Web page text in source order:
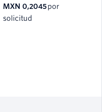
MXN 0,2045por
solicitud